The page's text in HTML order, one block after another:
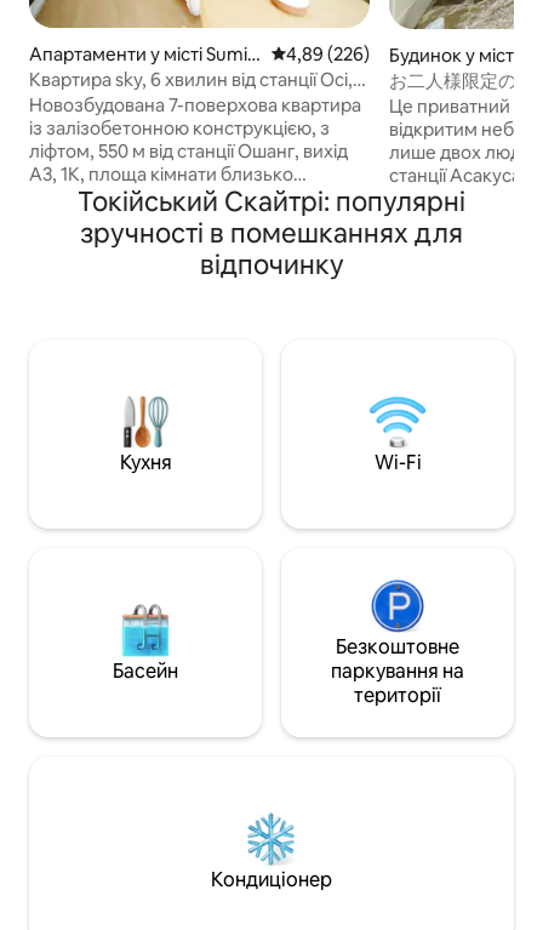
Апартаменти у місті Sumid
a City
Середня оцінка: 4,89 з 5,
4,89 (226)
Квартира sky, 6 хвилин від станції Осі,
поруч зі Скайтрі, прямий доступ до
Асакуси, Уено, Гінзи, Сібуї, аеропорту.
Зберігання багажу, кімната 602. Осі.
Новозбудована 7-поверхова квартира
із залізобетонною конструкцією, з
ліфтом, 550 м від станції Ошанг, вихід
A3, 1K, площа кімнати близько
25 квадратних метрів, 2 односпальні
ліжка 1,2 м, найновіші меблі з масиву
дерева, побутова техніка, постільна
білизна, рушники, банні рушники,
варіант для 2 осіб), телевізор,
кондиціонер, стіл і стільці з масиву
дерева, шафа, вішаки, праска (будь
ласка, зв'яжіться з нами заздалегідь).
приготування їжі: є чайник, чашка для
запитайте про рисоварку, приправ
немає). Ванна кімната з
умивальником, пральною машиною,
одноразовою зубною щіткою,
гребінцем та феном. У ванній кімнаті є
душ, ванна, автоматичний
кількості людей), функція сушіння,
можна сушити одяг, гель для душу,
шампунь, кондиціонер – будь ласка,
користуйтеся. У туалеті є смарт-
Будинок у місті
お二人様限定の露
和風のラグジュア
上野観光拠点 ｜
Це приватний
відкритим
лише двох людей,
станції Асакуса. На першому поверсі є
вітальня, а на
кіпарисова
розміру «king size» і
Luup, тому варто
можливістю
електричному
Станція
Асакуса
близько 35 хвилин Гості,
зупиняються в
вулиці Юкія,
туристичного
Асакуса, яке ми
відомостей про
можуть
Токійський Скайтрі: популярні
зручності в помешканнях для
відпочинку
Кухня Wi-Fi
Басейн
Безкоштовне
паркування на
території
Кондиціонер